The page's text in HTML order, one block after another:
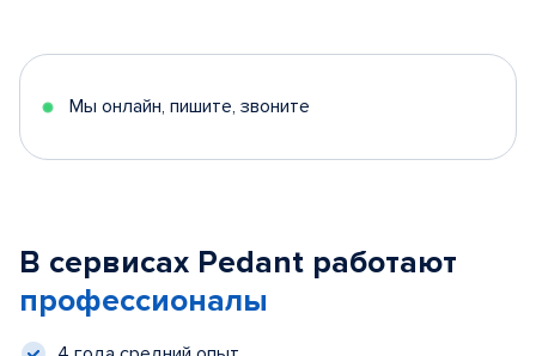
Мы онлайн, пишите, звоните
В сервисах Pedant работают
профессионалы